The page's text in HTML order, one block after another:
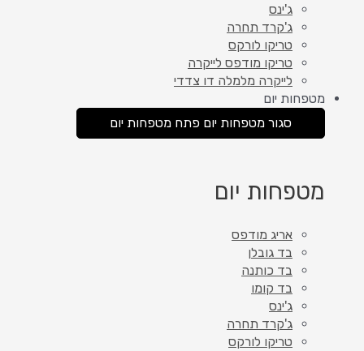
ג'ינס
ג'קרד תחרה
טריקו לורקס
טריקו מודפס לייקרה
לייקרה מלמלה דו צדדי
מטפחות יום
סגור מטפחות יום פתח מטפחות יום
מטפחות יום
אריג מודפס
בד גובלן
בד כותנה
בד קומו
ג'ינס
ג'קרד תחרה
טריקו לורקס